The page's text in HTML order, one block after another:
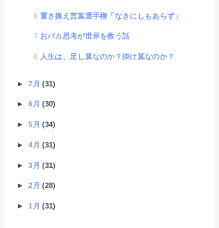
置き換え言葉選手権「なきにしもあらず」
おバカ思考が世界を救う話
人生は、足し算なのか？掛け算なのか？
►7月(31)
►6月(30)
►5月(34)
►4月(31)
►3月(31)
►2月(28)
► 1月(31)